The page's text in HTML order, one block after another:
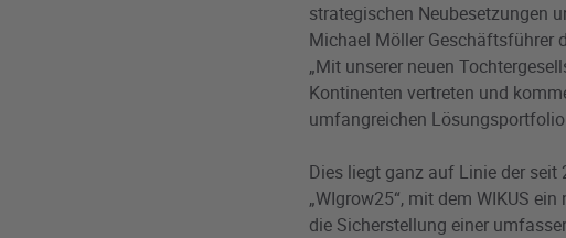
strategischen Neubesetzungen
Michael Möller Geschäftsführer
„Mit unserer neuen
Kontinenten vertreten und
umfangreichen
Dies liegt ganz auf Linie der
„WIgrow25“, mit dem WIKUS
die Sicherstellung einer